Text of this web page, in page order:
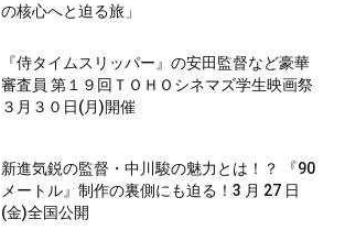
の核心へと迫る旅」
『侍タイムスリッパー』の安田監督など豪華
審査員 第１９回ＴＯＨＯシネマズ学生映画祭
３月３０日(月)開催
新進気鋭の監督・中川駿の魅力とは！？ 『90
メートル』制作の裏側にも迫る！3 月 27 日
(金)全国公開